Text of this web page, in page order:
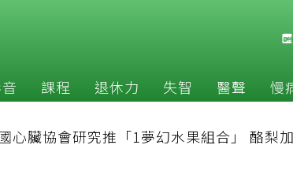
課程 退休力 失智 醫聲 慢
心臟協會研究推「1夢幻水果組合」 酪梨